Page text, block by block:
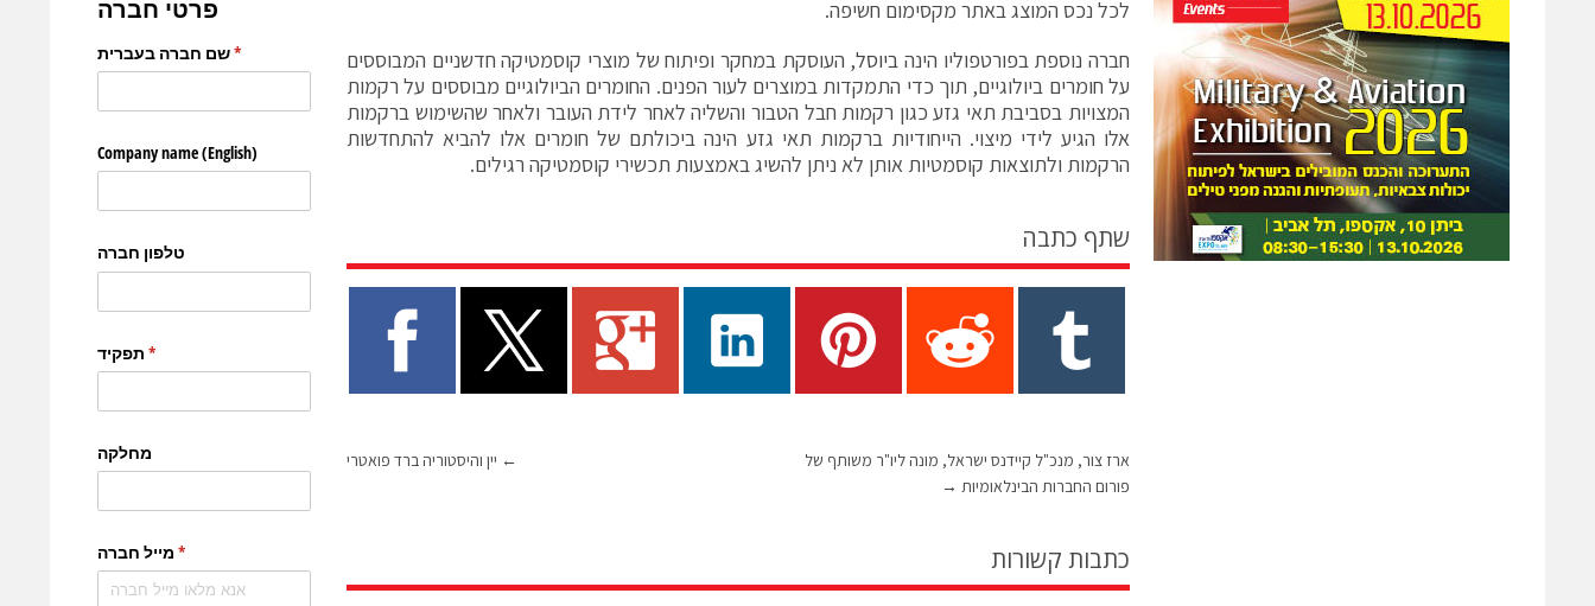
לכל נכס המוצג באתר מקסימום חשיפה.
חברה נוספת בפורטפוליו הינה ביוסל, העוסקת במחקר ופיתוח של מוצרי קוסמטיקה חדשניים המבוססים
על חומרים ביולוגיים, תוך כדי התמקדות במוצרים לעור הפנים. החומרים הביולוגיים מבוססים על רקמות
המצויות בסביבת תאי גזע כגון רקמות חבל הטבור והשליה לאחר לידת העובר ולאחר שהשימוש ברקמות
אלו הגיע לידי מיצוי. הייחודיות ברקמות תאי גזע הינה ביכולתם של חומרים אלו להביא להתחדשות
הרקמות ולתוצאות קוסמטיות אותן לא ניתן להשיג באמצעות תכשירי קוסמטיקה רגילים.
שתף כתבה
← יין והיסטוריה ברד פואטרי
ארז צור, מנכ"ל קיידנס ישראל, מונה ליו"ר משותף של
פורום החברות הבינלאומיות →
כתבות קשורות